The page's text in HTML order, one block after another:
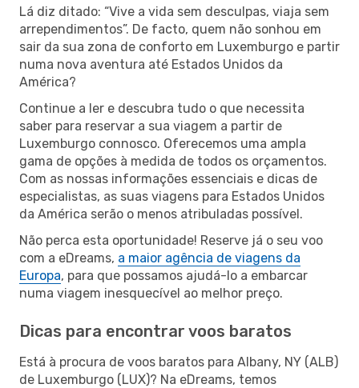
Lá diz ditado: “Vive a vida sem desculpas, viaja sem
arrependimentos”. De facto, quem não sonhou em
sair da sua zona de conforto em Luxemburgo e partir
numa nova aventura até Estados Unidos da
América?
Continue a ler e descubra tudo o que necessita
saber para reservar a sua viagem a partir de
Luxemburgo connosco. Oferecemos uma ampla
gama de opções à medida de todos os orçamentos.
Com as nossas informações essenciais e dicas de
especialistas, as suas viagens para Estados Unidos
da América serão o menos atribuladas possível.
Não perca esta oportunidade! Reserve já o seu voo
com a eDreams, a maior agência de viagens da
Europa, para que possamos ajudá-lo a embarcar
numa viagem inesquecível ao melhor preço.
Dicas para encontrar voos baratos
Está à procura de voos baratos para Albany, NY (ALB)
de Luxemburgo (LUX)? Na eDreams, temos